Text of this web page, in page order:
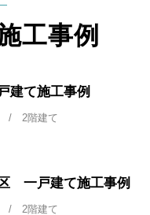
工事例
て施工事例
/ 2階建て
一戸建て施工事例
/ 2階建て